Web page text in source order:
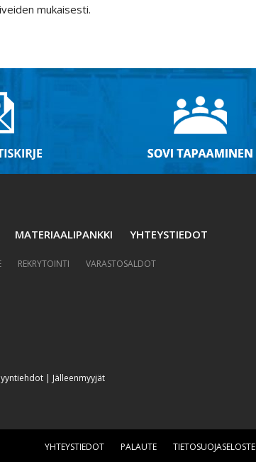
mukaisesti.
MATERIAALIPANKKI YHTEYSTIEDOT
REKRYTOINTI VARASTOSALDOT
| Jälleenmyyjät
YHTEYSTIEDOT PALAUTE TIETOSUOJASELOSTE